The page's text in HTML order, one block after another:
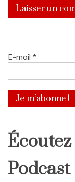
E-mail *
Podcast